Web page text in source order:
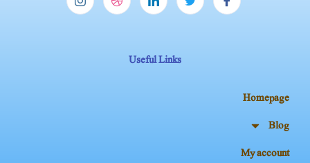
Useful Links
Homepage
Blog
My account